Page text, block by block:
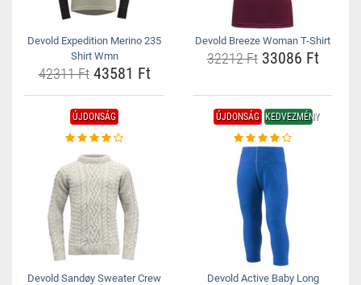
Devold Expedition Merino 235
Shirt Wmn
42311 Ft43581 Ft
Devold Breeze Woman T-Shirt
32212 Ft33086 Ft
ÚJDONSÁG
Devold Sandøy Sweater Crew
ÚJDONSÁG KEDVEZMÉNY
Devold Active Baby Long